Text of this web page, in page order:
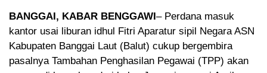
BANGGAI, KABAR BENGGAWI– Perdana masuk
kantor usai liburan idhul Fitri Aparatur sipil Negara ASN
Kabupaten Banggai Laut (Balut) cukup bergembira
pasalnya Tambahan Penghasilan Pegawai (TPP) akan